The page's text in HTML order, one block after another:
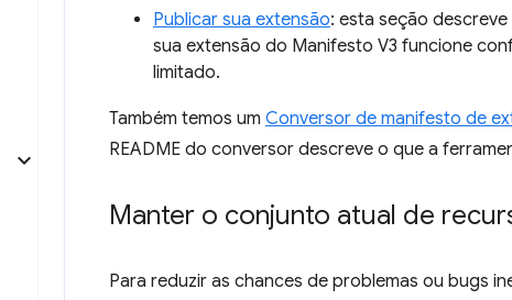
Publicar sua extensão: esta seção
sua extensão do Manifesto V3 funcione
limitado.
Também temos um Conversor de manifesto de
README do conversor descreve o que a
Manter o conjunto atual de
Para reduzir as chances de problemas ou bugs